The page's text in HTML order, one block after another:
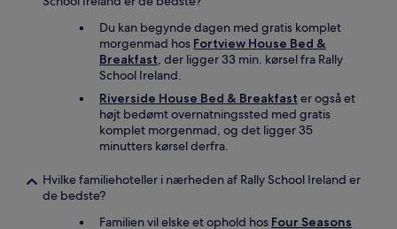
Du kan begynde dagen med gratis komplet
morgenmad hos Fortview House Bed &
Breakfast, der ligger 33 min. kørsel fra Rally
School Ireland.
Riverside House Bed & Breakfast er også et
højt bedømt overnatningssted med gratis
komplet morgenmad, og det ligger 35
minutters kørsel derfra.
Hvilke familiehoteller i nærheden af Rally School Ireland er
de bedste?
Familien vil elske et ophold hos Four Seasons